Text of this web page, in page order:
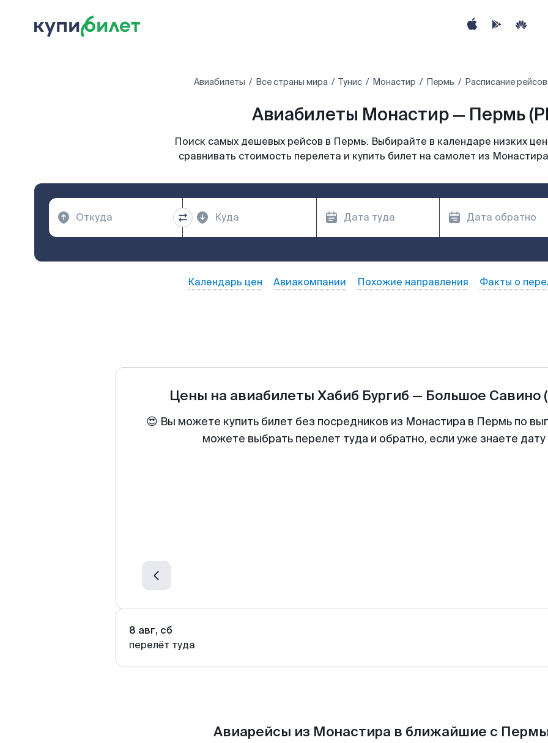
Авиабилеты Все страны мира Тунис‎ Монастир Пермь Расписание
Авиабилеты Монастир — Пермь
Поиск самых дешевых рейсов в Пермь. Выбирайте в календаре низких
сравнивать стоимость перелета и купить билет на самолет из
Календарь цен Авиакомпании Похожие направления Факты о
Цены на авиабилеты Хабиб Бургиб — Большое Савино
😍 Вы можете купить билет без посредников из Монастира в Пермь по
можете выбрать перелет туда и обратно, если уже знаете
8 авг, сб
перелёт туда
Авиарейсы из Монастира в ближайшие с